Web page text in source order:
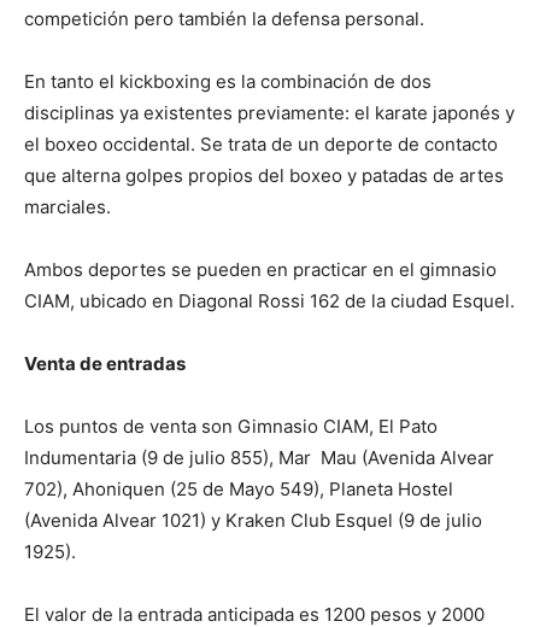
competición pero también la defensa personal.
En tanto el kickboxing es la combinación de dos
disciplinas ya existentes previamente: el karate japonés y
el boxeo occidental. Se trata de un deporte de contacto
que alterna golpes propios del boxeo y patadas de artes
marciales.
Ambos deportes se pueden en practicar en el gimnasio
CIAM, ubicado en Diagonal Rossi 162 de la ciudad Esquel.
Venta de entradas
Los puntos de venta son Gimnasio CIAM, El Pato
Indumentaria (9 de julio 855), Mar Mau (Avenida Alvear
702), Ahoniquen (25 de Mayo 549), Planeta Hostel
(Avenida Alvear 1021) y Kraken Club Esquel (9 de julio
1925).
El valor de la entrada anticipada es 1200 pesos y 2000